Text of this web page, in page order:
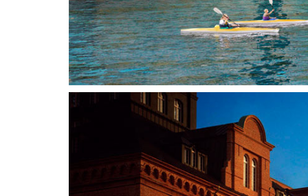
08-716 87 50
info@3dhouse.se
Nyheter